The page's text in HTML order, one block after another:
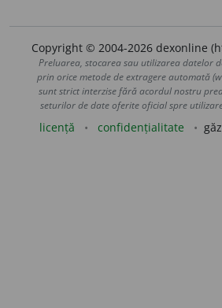
Copyright © 2004-2026 dexonline
Preluarea, stocarea sau utilizarea datelor
prin orice metode de extragere automată
sunt strict interzise fără acordul nostru
seturilor de date oferite oficial spre
licență confidențialitate